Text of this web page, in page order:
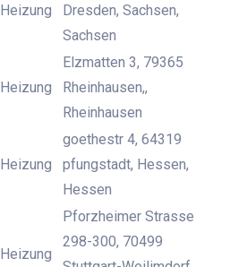
Heizung
Dresden, Sachsen,
Sachsen
Heizung
Elzmatten 3, 79365
Rheinhausen,,
Rheinhausen
Heizung
goethestr 4, 64319
pfungstadt, Hessen,
Hessen
Heizung
Pforzheimer Strasse
298-300, 70499